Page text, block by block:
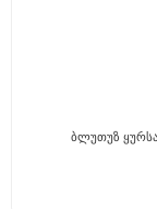
Ბლუთუზ